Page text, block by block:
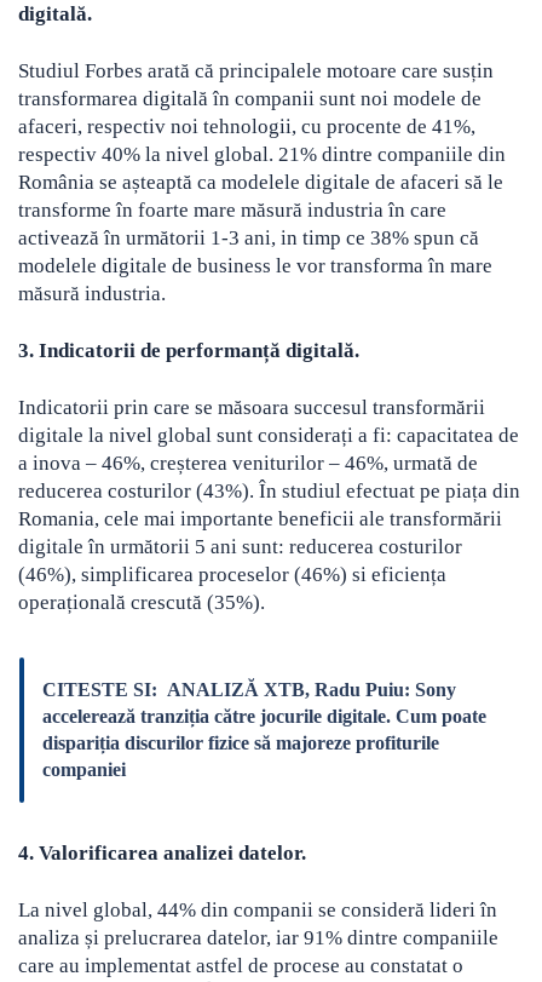
digitală.
Studiul Forbes arată că principalele motoare care susțin
transformarea digitală în companii sunt noi modele de
afaceri, respectiv noi tehnologii, cu procente de 41%,
respectiv 40% la nivel global. 21% dintre companiile din
România se așteaptă ca modelele digitale de afaceri să le
transforme în foarte mare măsură industria în care
activează în următorii 1-3 ani, in timp ce 38% spun că
modelele digitale de business le vor transforma în mare
măsură industria.
3. Indicatorii de performanță digitală.
Indicatorii prin care se măsoara succesul transformării
digitale la nivel global sunt considerați a fi: capacitatea de
a inova – 46%, creșterea veniturilor – 46%, urmată de
reducerea costurilor (43%). În studiul efectuat pe piața din
Romania, cele mai importante beneficii ale transformării
digitale în următorii 5 ani sunt: reducerea costurilor
(46%), simplificarea proceselor (46%) si eficiența
operațională crescută (35%).
CITESTE SI: ANALIZĂ XTB, Radu Puiu: Sony
accelerează tranziția către jocurile digitale. Cum poate
dispariția discurilor fizice să majoreze profiturile
companiei
4. Valorificarea analizei datelor.
La nivel global, 44% din companii se consideră lideri în
analiza și prelucrarea datelor, iar 91% dintre companiile
care au implementat astfel de procese au constatat o